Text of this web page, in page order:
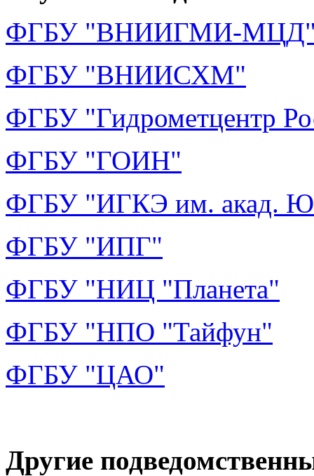
ФГБУ "ВНИИГМИ-
ФГБУ "ВНИИСХМ"
ФГБУ "Гидрометцентр
ФГБУ "ГОИН"
ФГБУ "ИГКЭ им. акад.
ФГБУ "ИПГ"
ФГБУ "НИЦ "Планета"
ФГБУ "НПО "Тайфун"
ФГБУ "ЦАО"
Другие